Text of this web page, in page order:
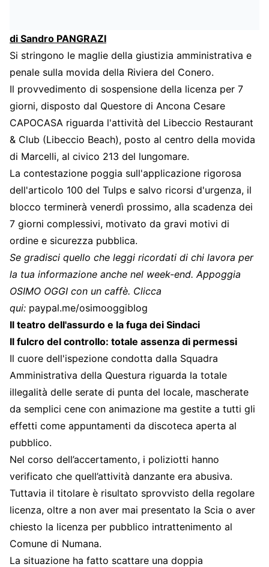
di Sandro PANGRAZI
Si stringono le maglie della giustizia amministrativa e
penale sulla movida della Riviera del Conero.
Il provvedimento di sospensione della licenza per 7
giorni, disposto dal Questore di Ancona Cesare
CAPOCASA riguarda l'attività del Libeccio Restaurant
& Club (Libeccio Beach), posto al centro della movida
di Marcelli, al civico 213 del lungomare.
La contestazione poggia sull'applicazione rigorosa
dell'articolo 100 del Tulps e salvo ricorsi d'urgenza, il
blocco terminerà venerdì prossimo, alla scadenza dei
7 giorni complessivi, motivato da gravi motivi di
ordine e sicurezza pubblica.
Se gradisci quello che leggi ricordati di chi lavora per
la tua informazione anche nel week-end. Appoggia
OSIMO OGGI con un caffè. Clicca
qui: paypal.me/osimooggiblog
Il teatro dell'assurdo e la fuga dei Sindaci
Il fulcro del controllo: totale assenza di permessi
Il cuore dell'ispezione condotta dalla Squadra
Amministrativa della Questura riguarda la totale
illegalità delle serate di punta del locale, mascherate
da semplici cene con animazione ma gestite a tutti gli
effetti come appuntamenti da discoteca aperta al
pubblico.
Nel corso dell’accertamento, i poliziotti hanno
verificato che quell’attività danzante era abusiva.
Tuttavia il titolare è risultato sprovvisto della regolare
licenza, oltre a non aver mai presentato la Scia o aver
chiesto la licenza per pubblico intrattenimento al
Comune di Numana.
La situazione ha fatto scattare una doppia